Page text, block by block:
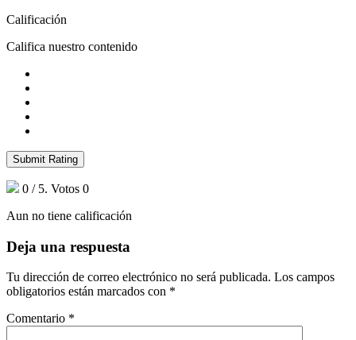
Calificación
Califica nuestro contenido
Submit Rating
0 / 5. Votos 0
Aun no tiene calificación
Deja una respuesta
Tu dirección de correo electrónico no será publicada. Los campos
obligatorios están marcados con *
Comentario *